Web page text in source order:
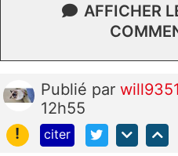
AFFICHER
Publié par will9351
12h55
!
citer